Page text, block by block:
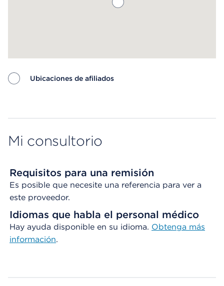
Ubicaciones de afiliados
Mi consultorio
Requisitos para una remisión
Es posible que necesite una referencia para ver a
este proveedor.
Idiomas que habla el personal médico
Hay ayuda disponible en su idioma. Obtenga más
información.